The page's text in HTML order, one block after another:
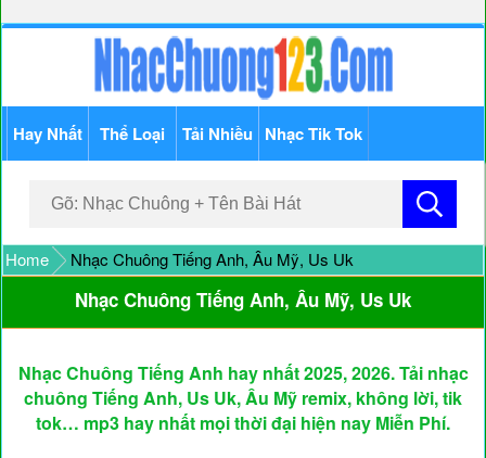
Hay Nhất Thể Loại Tải Nhiều Nhạc Tik Tok
Home Nhạc Chuông Tiếng Anh, Âu Mỹ, Us Uk
Nhạc Chuông Tiếng Anh, Âu Mỹ, Us Uk
Nhạc Chuông Tiếng Anh hay nhất 2025, 2026. Tải nhạc
chuông Tiếng Anh, Us Uk, Âu Mỹ remix, không lời, tik
tok… mp3 hay nhất mọi thời đại hiện nay Miễn Phí.